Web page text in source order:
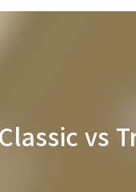
Classic vs